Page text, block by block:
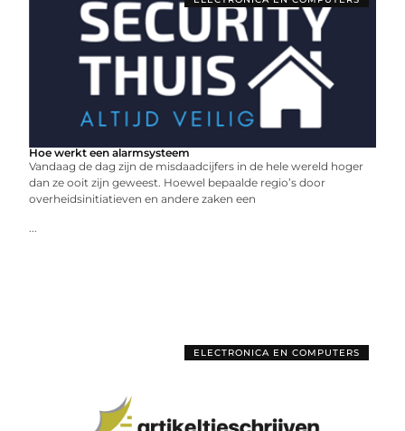
Hoe werkt een alarmsysteem
Vandaag de dag zijn de misdaadcijfers in de hele wereld hoger
dan ze ooit zijn geweest. Hoewel bepaalde regio’s door
overheidsinitiatieven en andere zaken een
...
ELECTRONICA EN COMPUTERS